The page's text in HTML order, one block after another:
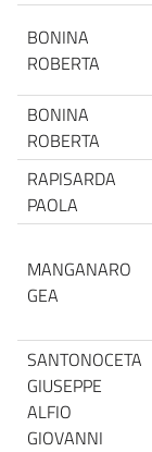
BONINA
ROBERTA
BONINA
ROBERTA
RAPISARDA
PAOLA
MANGANARO
GEA
SANTONOCETA
GIUSEPPE
ALFIO
GIOVANNI